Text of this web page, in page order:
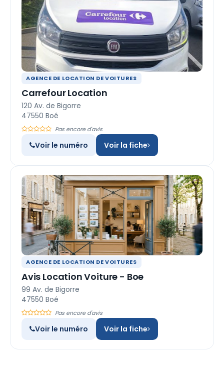
AGENCE DE LOCATION DE VOITURES
Carrefour Location
120 Av. de Bigorre
47550 Boé
Pas encore d'avis
Voir le numéro Voir la fiche
AGENCE DE LOCATION DE VOITURES
Avis Location Voiture - Boe
99 Av. de Bigorre
47550 Boé
Pas encore d'avis
Voir le numéro Voir la fiche